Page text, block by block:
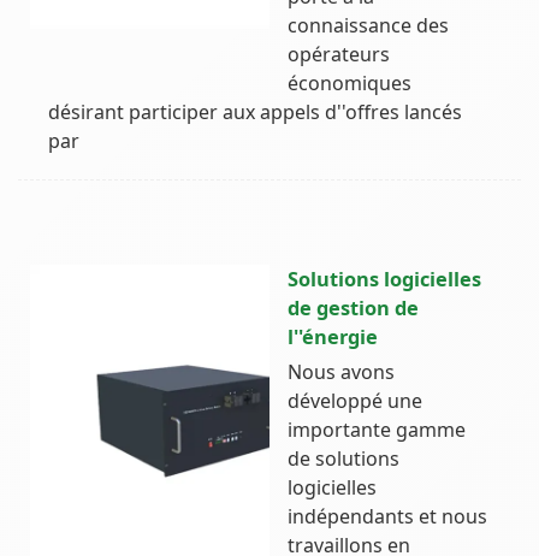
connaissance des
opérateurs
économiques
désirant participer aux appels d''offres lancés
par
Solutions logicielles
de gestion de
l''énergie
Nous avons
développé une
importante gamme
de solutions
logicielles
indépendants et nous
travaillons en